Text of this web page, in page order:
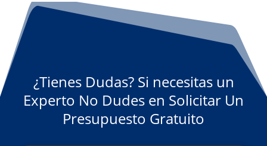
¿Tienes Dudas? Si necesitas un
Experto No Dudes en Solicitar Un
Presupuesto Gratuito